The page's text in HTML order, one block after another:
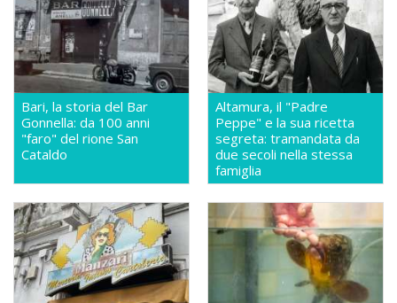
Bari, la storia del Bar
Gonnella: da 100 anni
"faro" del rione San
Cataldo
Altamura, il "Padre
Peppe" e la sua ricetta
segreta: tramandata da
due secoli nella stessa
famiglia